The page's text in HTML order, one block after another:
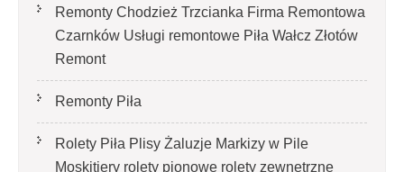
Remonty Chodzież Trzcianka Firma Remontowa
Czarnków Usługi remontowe Piła Wałcz Złotów
Remont
Remonty Piła
Rolety Piła Plisy Żaluzje Markizy w Pile
Moskitiery rolety pionowe rolety zewnętrzne